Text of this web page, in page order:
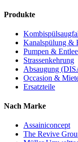
Produkte
Kanalspülung &
Pumpen &
Strassenkehrung
Absaugung
Occasion &
Ersatzteile
Nach Marke
Assainiconcept
The Revive